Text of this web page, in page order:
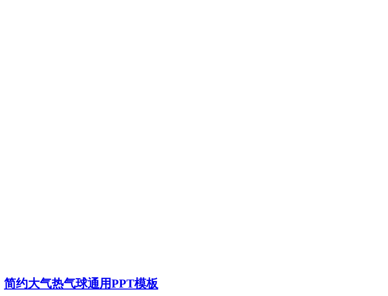
简约大气热气球通用PPT模板